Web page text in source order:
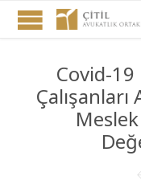
Covid-19
Çalışanları